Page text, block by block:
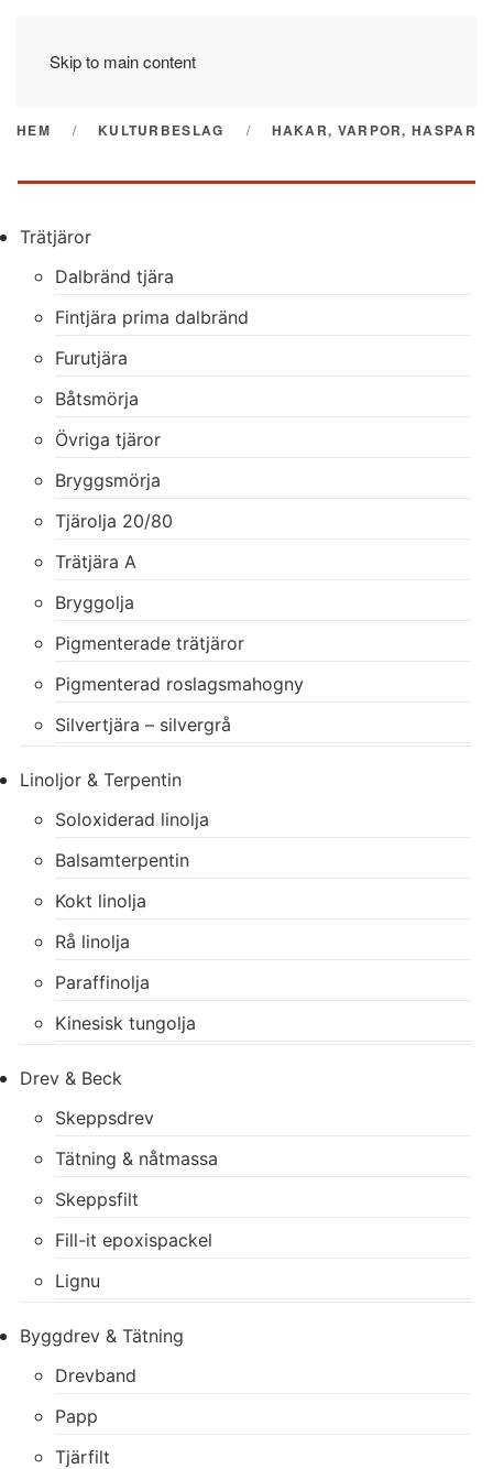
Skip to main content
HEM KULTURBESLAG HAKAR, VARPOR, HASPAR
Trätjäror
Dalbränd tjära
Fintjära prima dalbränd
Furutjära
Båtsmörja
Övriga tjäror
Bryggsmörja
Tjärolja 20/80
Trätjära A
Bryggolja
Pigmenterade trätjäror
Pigmenterad roslagsmahogny
Silvertjära – silvergrå
Linoljor & Terpentin
Soloxiderad linolja
Balsamterpentin
Kokt linolja
Rå linolja
Paraffinolja
Kinesisk tungolja
Drev & Beck
Skeppsdrev
Tätning & nåtmassa
Skeppsfilt
Fill-it epoxispackel
Lignu
Byggdrev & Tätning
Drevband
Papp
Tjärfilt